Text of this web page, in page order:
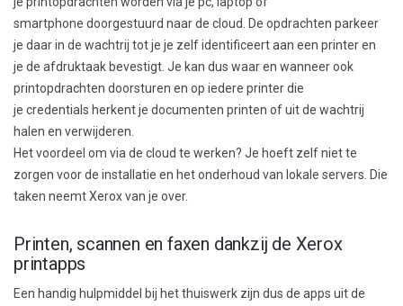
smartphone doorgestuurd naar de cloud. De opdrachten parkeer
je daarin de wachtrij tot je je zelf identificeert aan een printer en
je de afdruktaak bevestigt. Je kan dus waar en wanneer ook
printopdrachten doorsturen en op iedere printer die
je credentials herkent je documenten printen of uit de wachtrij
halen en verwijderen.
Het voordeel om via de cloud te werken? Je hoeft zelf niet te
zorgen voor de installatie en het onderhoud van lokale servers. Die
taken neemt Xerox van je over.
Printen, scannen en faxen dankzij de Xerox
printapps
Een handig hulpmiddel bij het thuiswerk zijn dus de apps uit de